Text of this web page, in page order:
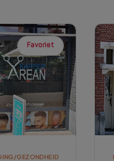
Favoriet
GEZONDHEID